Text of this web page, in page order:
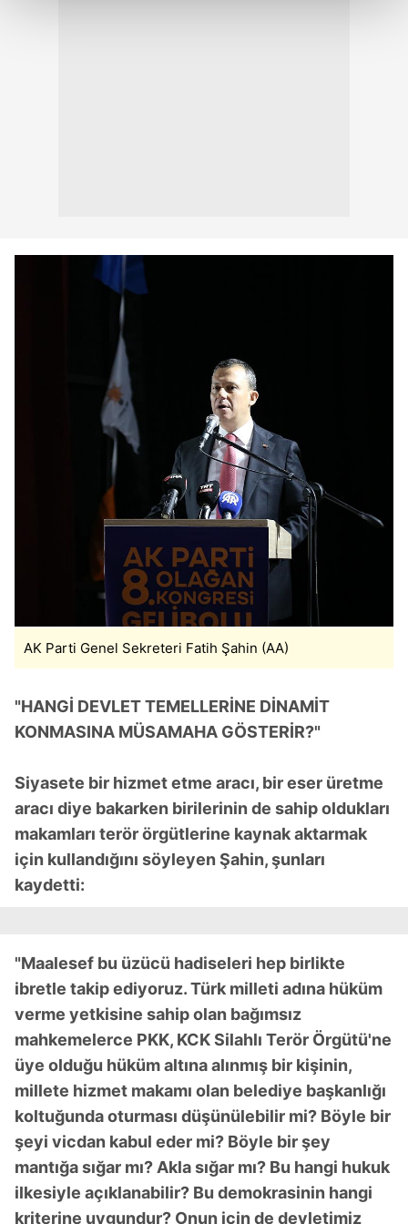
kılınması ve kişiselleştirilmesi ve sizlere yönelik
reklam/pazarlama faaliyetlerinin yapılması, amaçlarıyla
sınırlı olarak açık rızanız dahilinde kullanılacaktır.
Çerezlere ilişkin tercihlerinizi aşağıda yer alan panel
vasıtasıyla belirleyebilirsiniz. Çerezlere ilişkin detaylı bilgi
için Ayarlar butonuna tıklayabilir,Çerez Bilgilendirme
ziyaret edebilirsiniz.
6698 sayılı Kişisel Verilerin Korunması Kanunu uyarınca
hazırlanmış Aydınlatma Metnimizi okumak ve sitemizde
ilgili mevzuata uygun olarak kullanılan çerezlerle ilgili bilgi
almak için lütfentıklayınız.
AK Parti Genel Sekreteri Fatih Şahin (AA)
"HANGİ DEVLET TEMELLERİNE DİNAMİT
KONMASINA MÜSAMAHA GÖSTERİR?"
Siyasete bir hizmet etme aracı, bir eser üretme
aracı diye bakarken birilerinin de sahip oldukları
makamları terör örgütlerine kaynak aktarmak
için kullandığını söyleyen Şahin, şunları
kaydetti:
"Maalesef bu üzücü hadiseleri hep birlikte
ibretle takip ediyoruz. Türk milleti adına hüküm
verme yetkisine sahip olan bağımsız
mahkemelerce PKK, KCK Silahlı Terör Örgütü'ne
üye olduğu hüküm altına alınmış bir kişinin,
millete hizmet makamı olan belediye başkanlığı
koltuğunda oturması düşünülebilir mi? Böyle bir
şeyi vicdan kabul eder mi? Böyle bir şey
mantığa sığar mı? Akla sığar mı? Bu hangi hukuk
ilkesiyle açıklanabilir? Bu demokrasinin hangi
kriterine uygundur? Onun için de devletimiz